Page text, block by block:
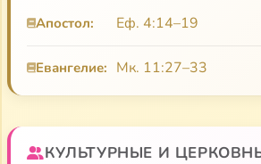
Апостол: Еф. 4:14–19
Евангелие: Мк. 11:27–33
КУЛЬТУРНЫЕ И